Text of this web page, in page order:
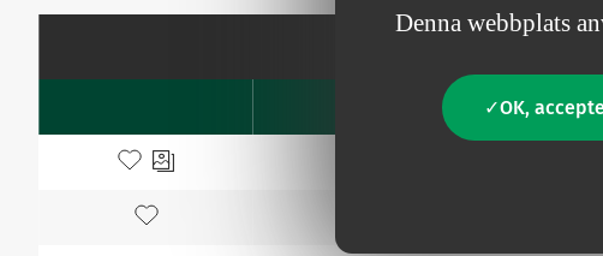
Denna webbplats
OK,
Lägg till bland mina favoriter
Lägg till bland mina favoriter